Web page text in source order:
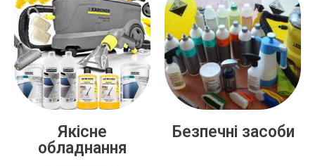
Якісне
обладнання
Безпечні засоби